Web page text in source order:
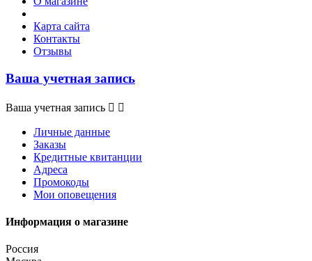
Карта сайта
Контакты
Отзывы
Ваша учетная запись
Ваша учетная запись  
Личные данные
Заказы
Кредитные квитанции
Адреса
Промокоды
Мои оповещения
Информация о магазине
Россия